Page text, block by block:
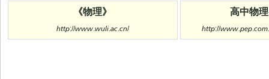
《物理》
http://www.wuli.ac.cn/
高中物
http://